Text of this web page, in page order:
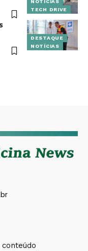
NOTÍCIAS
TECH DRIVE
DESTAQUE
NOTÍCIAS